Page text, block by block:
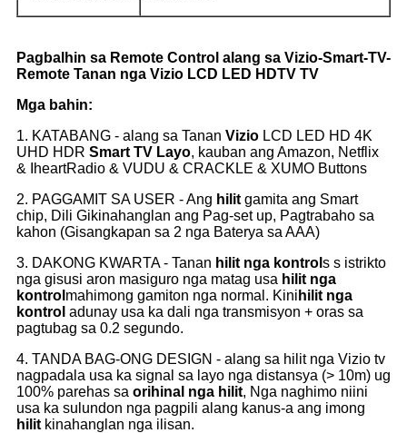
Pagbalhin sa Remote Control alang sa Vizio-Smart-TV-
Remote Tanan nga Vizio LCD LED HDTV TV
Mga bahin:
1. KATABANG - alang sa Tanan Vizio LCD LED HD 4K
UHD HDR Smart TV Layo, kauban ang Amazon, Netflix
& IheartRadio & VUDU & CRACKLE & XUMO Buttons
2. PAGGAMIT SA USER - Ang hilit gamita ang Smart
chip, Dili Gikinahanglan ang Pag-set up, Pagtrabaho sa
kahon (Gisangkapan sa 2 nga Baterya sa AAA)
3. DAKONG KWARTA - Tanan hilit nga kontrol s s istrikto
nga gisusi aron masiguro nga matag usa hilit nga
kontrol mahimong gamiton nga normal. Kini hilit nga
kontrol adunay usa ka dali nga transmisyon + oras sa
pagtubag sa 0.2 segundo.
4. TANDA BAG-ONG DESIGN - alang sa hilit nga Vizio tv
nagpadala usa ka signal sa layo nga distansya (> 10m) ug
100% parehas sa orihinal nga hilit, Nga naghimo niini
usa ka sulundon nga pagpili alang kanus-a ang imong
hilit kinahanglan nga ilisan.